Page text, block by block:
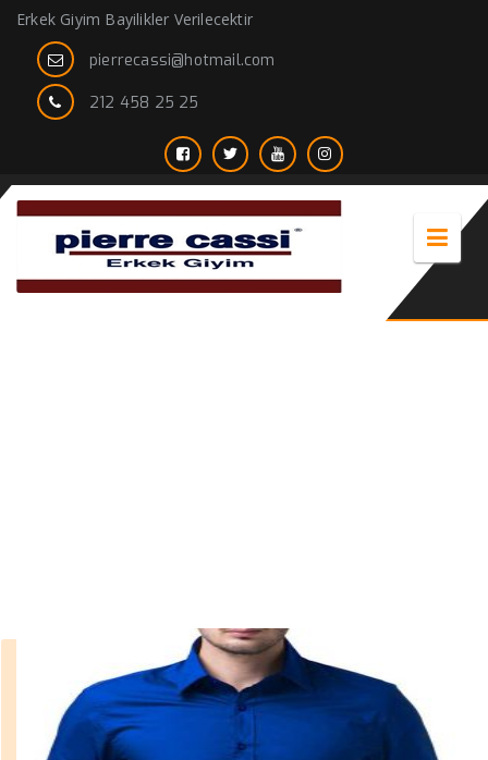
Erkek Giyim Bayilikler Verilecektir
pierrecassi@hotmail.com
212 458 25 25